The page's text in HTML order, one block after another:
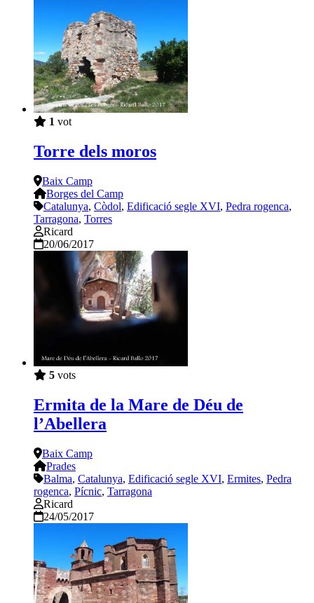
1 vot
Torre dels moros
Baix Camp
Borges del Camp
Catalunya, Còdol, Edificació segle XVI, Pedra rogenca,
Tarragona, Torres
Ricard
20/06/2017
5 vots
Ermita de la Mare de Déu de
l’Abellera
Baix Camp
Prades
Balma, Catalunya, Edificació segle XVI, Ermites, Pedra
rogenca, Pícnic, Tarragona
Ricard
24/05/2017